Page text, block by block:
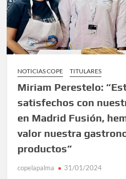
NOTICIAS COPE TITULARES
Miriam Perestelo:
satisfechos con
en Madrid Fusión,
valor nuestra
productos”
copelapalma 31/01/2024